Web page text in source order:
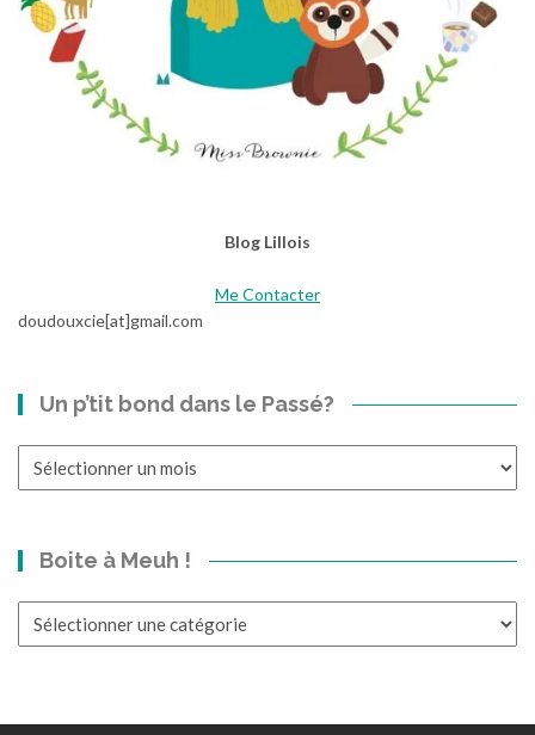
Blog Lillois
Me Contacter
doudouxcie[at]gmail.com
Un p’tit bond dans le Passé?
Boite à Meuh !